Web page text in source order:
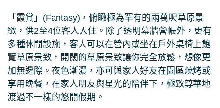
「霞賞」(Fantasy)，俯瞰極為罕有的兩萬呎草原景
緻，供2至4位客人入住。除了透明幕牆營帳外，更有
多種休閒設施，客人可以在營內或坐在戶外桌椅上飽
覽草原景致，開闊的草原景致讓你完全放鬆，想像更
加無邊際。夜色漸濃，亦可與家人好友在園區燒烤或
享用晚餐，在家人朋友與星光的陪伴下，極致尊華地
渡過不一樣的悠閒假期。